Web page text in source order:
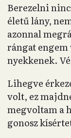
Berezelni
életű lány,
azonnal
rángat
nyekkenek.
Lihegve
volt, ez
megvoltam a
gonosz